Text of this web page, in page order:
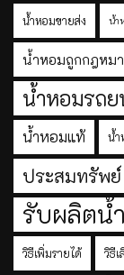
น้ำหอมขายส่ง น้ำ
น้ำหอมถูกกฎหม
น้ำหอมรถ
น้ำหอมแท้ น้ำ
ประสมทรัพย์
รับผลิตน้
วิธีเพิ่มรายได้ วิธี